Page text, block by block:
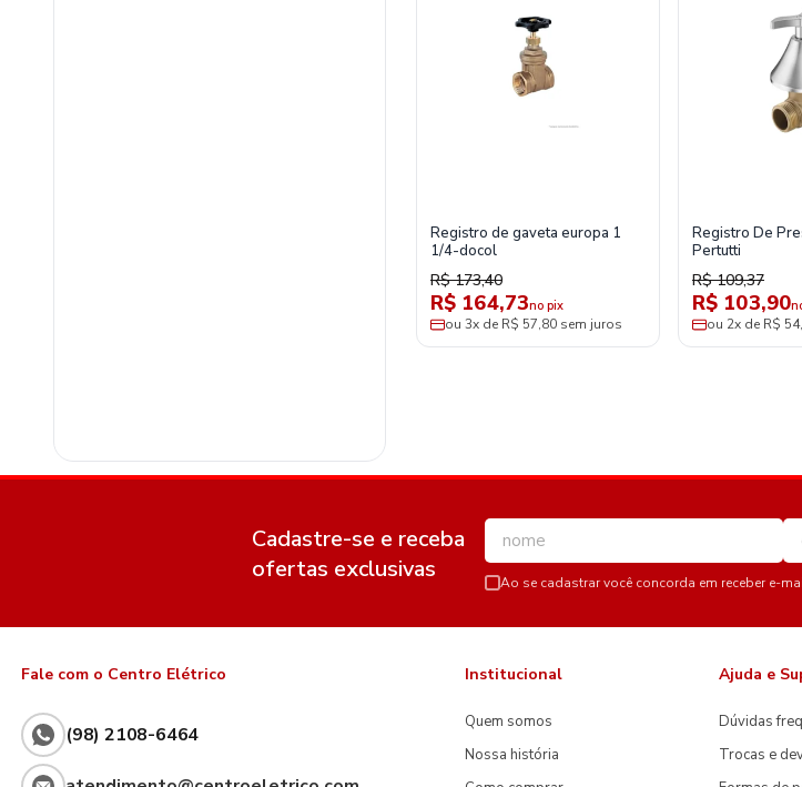
Registro de gaveta europa 1
1/4-docol
R$ 173,40
R$ 164,73no pix
ou 3x de R$ 57,80 sem juros
Registro De
Pertutti
R$ 109,37
R$ 103,90
ou 2x de R$
Cadastre-se e receba
ofertas exclusivas
Ao se cadastrar você concorda em receber e-
Fale com o Centro Elétrico
(98) 2108-6464
Institucional
Quem somos
Nossa história
Ajuda e
Dúvidas
Trocas e